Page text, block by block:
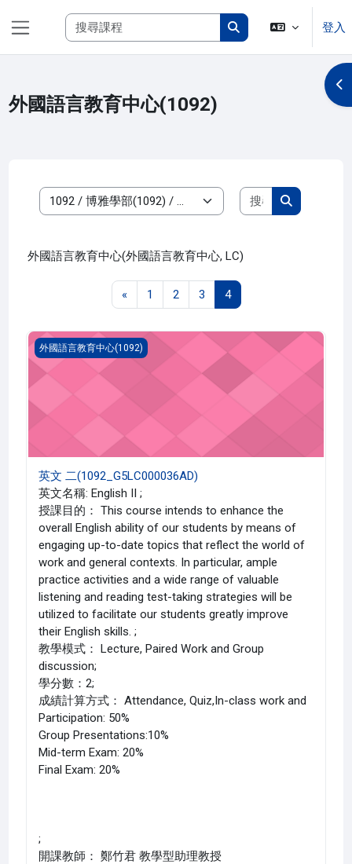
搜尋課程
搜尋課程
登入
外國語言教育中心(1092)
開
課程類別
搜尋課程
搜尋課程
外國語言教育中心(外國語言教育中心, LC)
«上一頁
1 第 1 頁
2第 2 頁
3第 3 頁
4第 4 頁
英文 二(1092_G5LC000036AD)
外國語言教育中心(1092)
英文 二(1092_G5LC000036AD)
英文名稱: English II ;
授課目的： This course intends to enhance the
overall English ability of our students by means of
engaging up-to-date topics that reflect the world of
work and general contexts. In particular, ample
practice activities and a wide range of valuable
listening and reading test-taking strategies will be
utilized to facilitate our students greatly improve
their English skills. ;
教學模式： Lecture, Paired Work and Group
discussion;
學分數：2;
成績計算方式： Attendance, Quiz,In-class work and
Participation: 50%
Group Presentations:10%
Mid-term Exam: 20%
Final Exam: 20%
;
開課教師： 鄭竹君 教學型助理教授